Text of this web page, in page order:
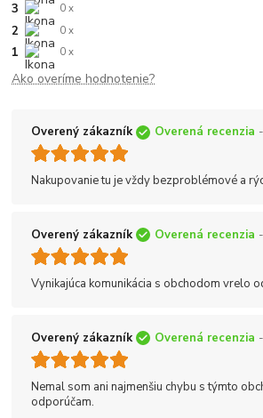
3 0 x
2 0 x
1 0 x
Ako overíme hodnotenie?
Overený zákazník Overená recenzia
Nakupovanie tu je vždy bezproblémové a
Overený zákazník Overená recenzia
Vynikajúca komunikácia s obchodom vrelo
Overený zákazník Overená recenzia
Nemal som ani najmenšiu chybu s týmto
odporúčam.